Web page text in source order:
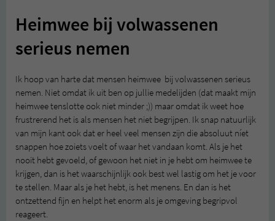
Heimwee bij volwassenen
serieus nemen
Ik hoop van harte dat mensen heimwee bij volwassenen serieus
nemen. Niet omdat ik uit ben op jullie medelijden (dat maakt mijn
heimwee tenslotte ook niet minder ;)) maar omdat ik weet hoe
frustrerend het is als mensen het niet begrijpen. Ik snap natuurlijk
van mijn kant ook dat er heel veel mensen zijn die absoluut níet
snappen hoe zoiets voelt of waar het vandaan komt. Als je het
nooit hebt gevoeld, of gewoon het niet in je hebt om heimwee te
krijgen, dan is het waarschijnlijk ook best wel lastig om het je voor
te stellen. Maar als je het hebt, is het menens. En dan is het
ontzettend fijn en helpt het enorm als je omgeving begripvol
reageert.